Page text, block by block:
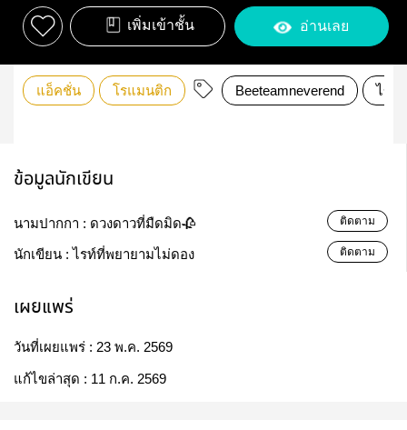
เพิ่มเข้าชั้น อ่านเลย
แอ็คชั่น โรแมนติก Beeteamneverend ไข้ฝั
ข้อมูลนักเขียน
นามปากกา : ดวงดาวที่มืดมิด🥀 ติดตาม
นักเขียน :ไรท์ที่พยายามไม่ดอง ติดตาม
เผยแพร่
วันที่เผยแพร่ : 23 พ.ค. 2569
แก้ไขล่าสุด : 11 ก.ค. 2569